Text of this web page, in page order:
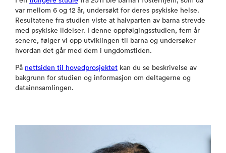
var mellom 6 og 12 år, undersøkt for deres psykiske helse.
Resultatene fra studien viste at halvparten av barna strevde
med psykiske lidelser. I denne oppfølgingsstudien, fem år
senere, følger vi opp utviklingen til barna og undersøker
hvordan det går med dem i ungdomstiden.
På nettsiden til hovedprosjektet kan du se beskrivelse av
bakgrunn for studien og informasjon om deltagerne og
datainnsamlingen.